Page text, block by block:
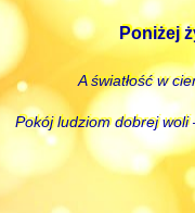
Poniżej
A światłość w
Pokój ludziom dobrej woli